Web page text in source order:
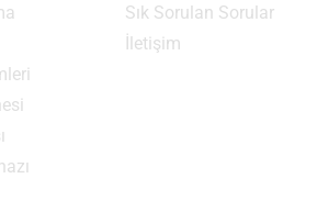
Sık Sorulan Sorular
İletişim